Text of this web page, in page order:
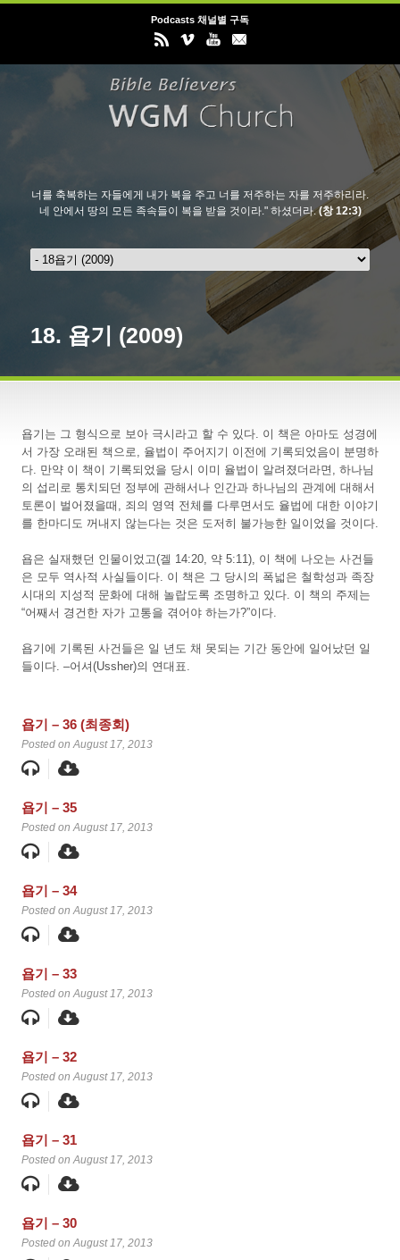
Podcasts 채널별 구독
너를 축복하는 자들에게 내가 복을 주고 너를 저주하는 자를 저주하리라.
네 안에서 땅의 모든 족속들이 복을 받을 것이라." 하셨더라.(창 12:3)
18. 욥기 (2009)
욥기는 그 형식으로 보아 극시라고 할 수 있다. 이 책은 아마도 성경에
서 가장 오래된 책으로, 율법이 주어지기 이전에 기록되었음이 분명하
다. 만약 이 책이 기록되었을 당시 이미 율법이 알려졌더라면, 하나님
의 섭리로 통치되던 정부에 관해서나 인간과 하나님의 관계에 대해서
토론이 벌어졌을때, 죄의 영역 전체를 다루면서도 율법에 대한 이야기
를 한마디도 꺼내지 않는다는 것은 도저히 불가능한 일이었을 것이다.
욥은 실재했던 인물이었고(겔 14:20, 약 5:11), 이 책에 나오는 사건들
은 모두 역사적 사실들이다. 이 책은 그 당시의 폭넓은 철학성과 족장
시대의 지성적 문화에 대해 놀랍도록 조명하고 있다. 이 책의 주제는
“어째서 경건한 자가 고통을 겪어야 하는가?”이다.
욥기에 기록된 사건들은 일 년도 채 못되는 기간 동안에 일어났던 일
들이다. –어셔(Ussher)의 연대표.
욥기 – 36 (최종회)
Posted on August 17, 2013
욥기 – 35
Posted on August 17, 2013
욥기 – 34
Posted on August 17, 2013
욥기 – 33
Posted on August 17, 2013
욥기 – 32
Posted on August 17, 2013
욥기 – 31
Posted on August 17, 2013
욥기 – 30
Posted on August 17, 2013